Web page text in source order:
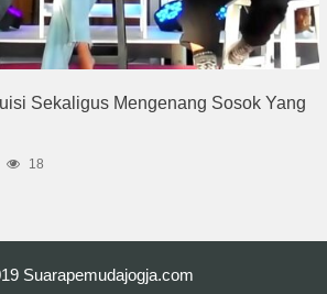
Sekaligus Mengenang Sosok Yang
18
Suarapemudajogja.com